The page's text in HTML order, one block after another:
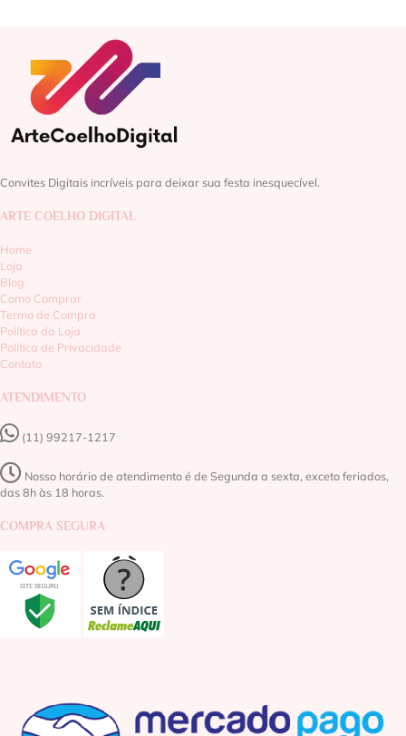
Convites Digitais incríveis para deixar sua festa inesquecível.
ARTE COELHO DIGITAL
Home
Loja
Blog
Como Comprar
Termo de Compra
Política da Loja
Política de Privacidade
Contato
ATENDIMENTO
(11) 99217-1217‬
Nosso horário de atendimento é de Segunda a sexta, exceto feriados,
das 8h às 18 horas.
COMPRA SEGURA